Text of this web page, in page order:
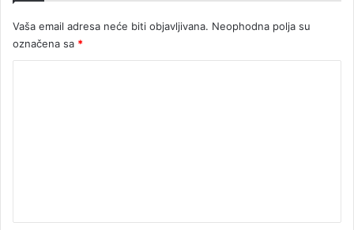
Vaša email adresa neće biti objavljivana. Neophodna polja su
označena sa *